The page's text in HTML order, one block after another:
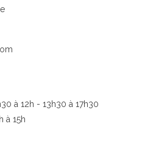
à 12h - 13h30 à 17h30
à 15h